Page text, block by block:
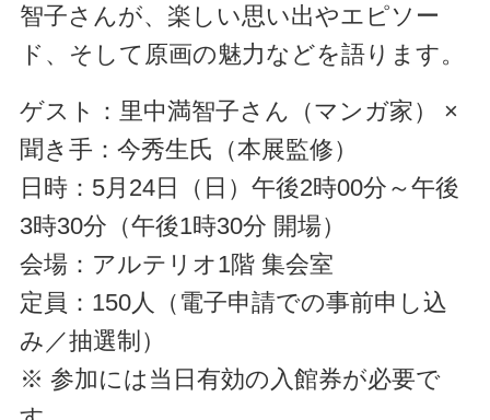
智子さんが、楽しい思い出やエピソー
ド、そして原画の魅力などを語ります。
ゲスト：里中満智子さん（マンガ家） ×
聞き手：今秀生氏（本展監修）
日時：5月24日（日）午後2時00分～午後
3時30分（午後1時30分 開場）
会場：アルテリオ1階 集会室
定員：150人（電子申請での事前申し込
み／抽選制）
※ 参加には当日有効の入館券が必要で